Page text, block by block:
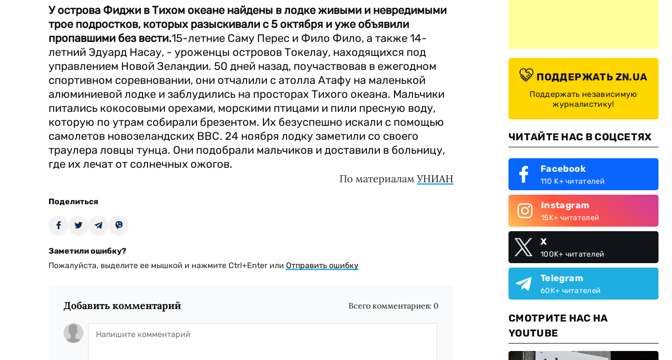
У острова Фиджи в Тихом океане найдены в лодке живыми и невредимыми
трое подростков, которых разыскивали с 5 октября и уже объявили
пропавшими без вести.15-летние Саму Перес и Фило Фило, а также 14-
летний Эдуард Насау, - уроженцы островов Токелау, находящихся под
управлением Новой Зеландии. 50 дней назад, поучаствовав в ежегодном
спортивном соревновании, они отчалили с атолла Атафу на маленькой
алюминиевой лодке и заблудились на просторах Тихого океана. Мальчики
питались кокосовыми орехами, морскими птицами и пили пресную воду,
которую по утрам собирали брезентом. Их безуспешно искали с помощью
самолетов новозеландских ВВС. 24 ноября лодку заметили со своего
траулера ловцы тунца. Они подобрали мальчиков и доставили в больницу,
где их лечат от солнечных ожогов.
По материаламУНИАН
Поделиться
Заметили ошибку?
Пожалуйста, выделите ее мышкой и нажмите Ctrl+Enter или Отправить ошибку
Добавить комментарий Всего комментариев: 0
ПОДДЕРЖАТЬ ZN.UA
Поддержать независимую
журналистику!
ЧИТАЙТЕ НАС В СОЦСЕТЯХ
Facebook
110 K+ читателей
Instagram
15K+ читателей
X
100K+ читателей
Telegram
60K+ читателей
СМОТРИТЕ НАС НА
YOUTUBE